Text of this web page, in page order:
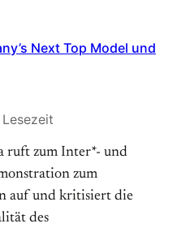
Next Top Model und
ruft zum Inter*- und
zum
auf und kritisiert die
des